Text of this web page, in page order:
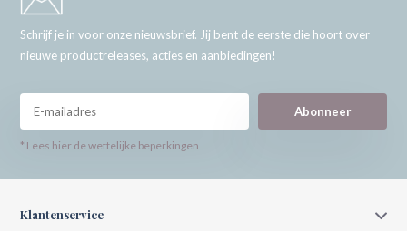
Schrijf je in voor onze nieuwsbrief. Jij bent de eerste die hoort over
nieuwe productreleases, acties en aanbiedingen!
Abonneer
* Lees hier de wettelijke beperkingen
Klantenservice